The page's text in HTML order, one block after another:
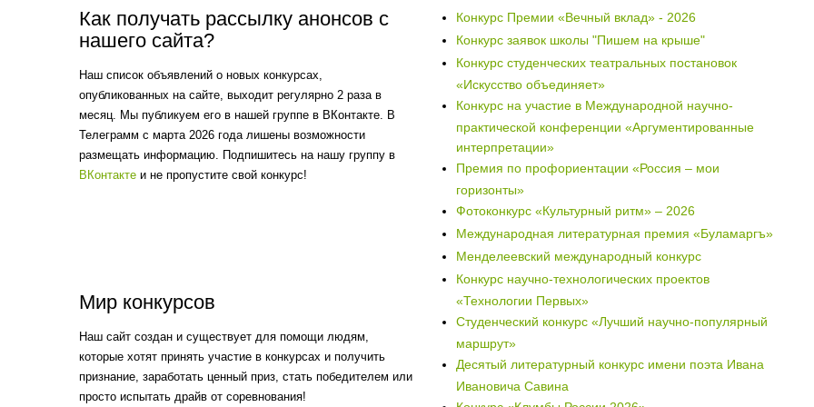
Как получать рассылку анонсов с
нашего сайта?
Наш список объявлений о новых конкурсах,
опубликованных на сайте, выходит регулярно 2 раза в
месяц. Мы публикуем его в нашей группе в ВКонтакте. В
Телеграмм с марта 2026 года лишены возможности
размещать информацию. Подпишитесь на нашу группу в
ВКонтакте и не пропустите свой конкурс!
Мир конкурсов
Наш сайт создан и существует для помощи людям,
которые хотят принять участие в конкурсах и получить
признание, заработать ценный приз, стать победителем или
просто испытать драйв от соревнования!
Конкурс Премии «Вечный вклад» - 2026
Конкурс заявок школы "Пишем на крыше"
Конкурс студенческих театральных постановок
«Искусство объединяет»
Конкурс на участие в Международной научно-
практической конференции «Аргументированные
интерпретации»
Премия по профориентации «Россия – мои
горизонты»
Фотоконкурс «Культурный ритм» – 2026
Международная литературная премия «Буламаргъ»
Менделеевский международный конкурс
Конкурс научно-технологических проектов
«Технологии Первых»
Студенческий конкурс «Лучший научно-популярный
маршрут»
Десятый литературный конкурс имени поэта Ивана
Ивановича Савина